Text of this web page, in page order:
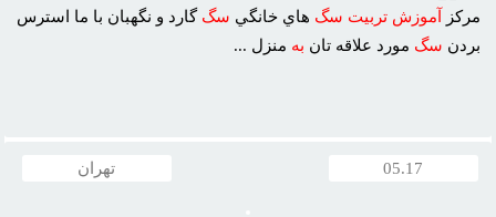
مرکز
آموزش تربيت سگ هاي خانگي سگ گارد و نگهبان با ما استرس
بردن سگ مورد علاقه تان به منزل ...
05.17 تهران